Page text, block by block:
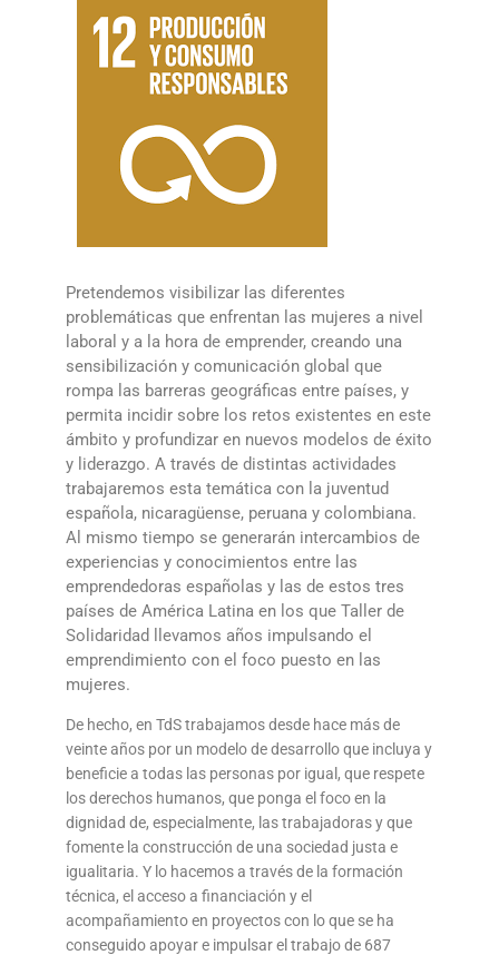
Pretendemos visibilizar las diferentes
problemáticas que enfrentan las mujeres a nivel
laboral y a la hora de emprender, creando una
sensibilización y comunicación global que
rompa las barreras geográficas entre países, y
permita incidir sobre los retos existentes en este
ámbito y profundizar en nuevos modelos de éxito
y liderazgo. A través de distintas actividades
trabajaremos esta temática con la juventud
española, nicaragüense, peruana y colombiana.
Al mismo tiempo se generarán intercambios de
experiencias y conocimientos entre las
emprendedoras españolas y las de estos tres
países de América Latina en los que Taller de
Solidaridad llevamos años impulsando el
emprendimiento con el foco puesto en las
mujeres.
De hecho, en TdS trabajamos desde hace más de
veinte años por un modelo de desarrollo que incluya y
beneficie a todas las personas por igual, que respete
los derechos humanos, que ponga el foco en la
dignidad de, especialmente, las trabajadoras y que
fomente la construcción de una sociedad justa e
igualitaria. Y lo hacemos a través de la formación
técnica, el acceso a financiación y el
acompañamiento en proyectos con lo que se ha
conseguido apoyar e impulsar el trabajo de 687